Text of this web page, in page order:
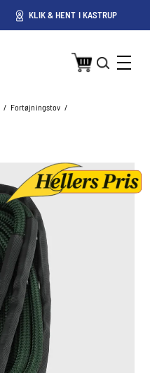
KLIK & HENT I KASTRUP
/ Fortøjningstov /